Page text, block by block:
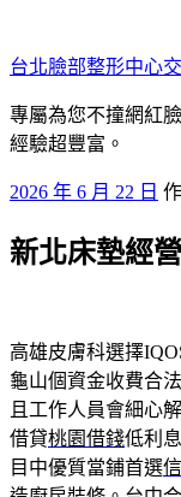
至
主
要
內
台北臉部整形中心
專屬為您不撞網紅
經驗超豐富。
發
於
2026 年 6 月 22 日
新北床墊經
高雄皮膚科選擇
龜山個資金收費合
且工作人員會細心
借貸桃園借錢低利
目中優質當鋪首選